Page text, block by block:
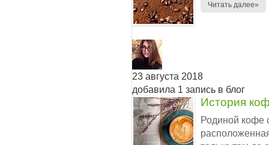
Читать далее»
23 августа 2018
добавила 1 запись в блог
История
Родиной кофе